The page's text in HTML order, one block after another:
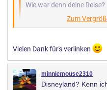
Wie war denn deine Reise?
Lieben Gruß
Zum
Hierfindest Du die ersten
Zum
Vielen Dank für's verlinken
minniemouse2310
Disneyland? Kenn